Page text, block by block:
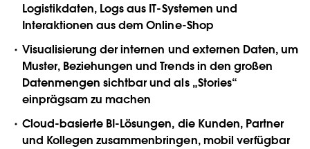
Logistikdaten, Logs aus IT-Systemen und
Interaktionen aus dem Online-Shop
Visualisierung der internen und externen Daten, um
Muster, Beziehungen und Trends in den großen
Datenmengen sichtbar und als „Stories“
einprägsam zu machen
Cloud-basierte BI-Lösungen, die Kunden, Partner
und Kollegen zusammenbringen, mobil verfügbar